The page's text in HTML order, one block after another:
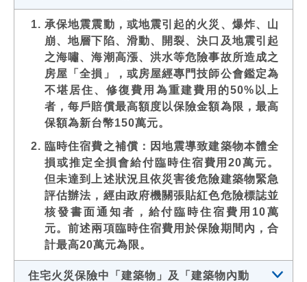
承保地震震動，或地震引起的火災、爆炸、山
崩、地層下陷、滑動、開裂、決口及地震引起
之海嘯、海潮高漲、洪水等危險事故所造成之
房屋「全損」，或房屋經專門技師公會鑑定為
不堪居住、修復費用為重建費用的50%以上
者，每戶賠償最高額度以保險金額為限，最高
保額為新台幣150萬元。
臨時住宿費之補償：因地震導致建築物本體全
損或推定全損會給付臨時住宿費用20萬元。
但未達到上述狀況且依災害後危險建築物緊急
評估辦法，經由政府機關張貼紅色危險標誌並
核發書面通知者，給付臨時住宿費用10萬
元。前述兩項臨時住宿費用於保險期間內，合
計最高20萬元為限。
住宅火災保險中「建築物」及「建築物內動